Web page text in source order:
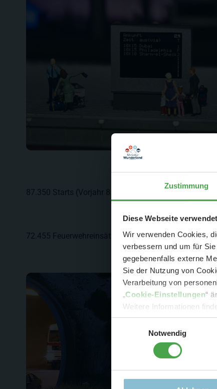
Zustimmung
Diese Webseite
Wir verwenden Cookies,
verbessern und um für
gegebenenfalls externe
Sie der Nutzung von
Verarbeitung von
„Cookie-Einstellungen“
Weitere Informationen
Notwendig
87.350 Starts (Vorjahr 85.955), also mit Durchstarten
72.455 Feuerwehreinsätze (Vorjahr 66.804) in
Der Spar-
-